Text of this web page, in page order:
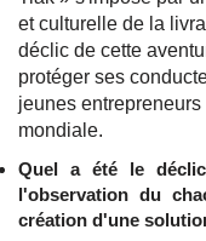
et culturelle de la
déclic de cette
protéger ses
jeunes
mondiale.
Quel a été le
l'observation du
création d'une